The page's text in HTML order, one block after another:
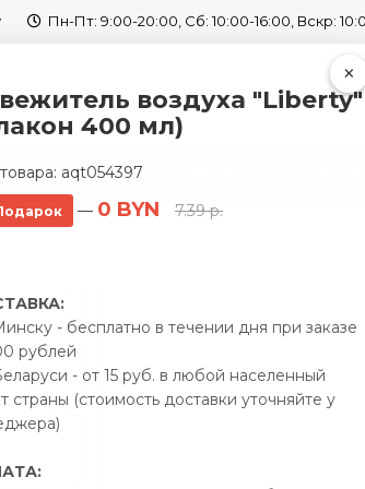
×
воздуха "Liberty"
400 мл)
aqt054397
— 0 BYN 7.39 р.
- бесплатно в течении дня при заказе
рублей
- от 15 руб. в любой населенный
страны (стоимость доставки уточняйте у
Пн-Пт: 9:00-20:00, Сб: 10:00-16:00, Вскр:
О НАС
Сунержа Галант+ 400x800 универсальное